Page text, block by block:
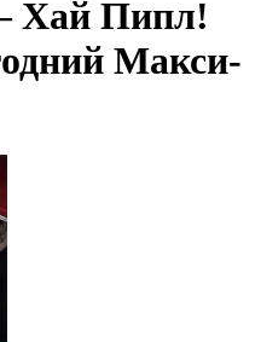
Хай Пипл!
Макси-